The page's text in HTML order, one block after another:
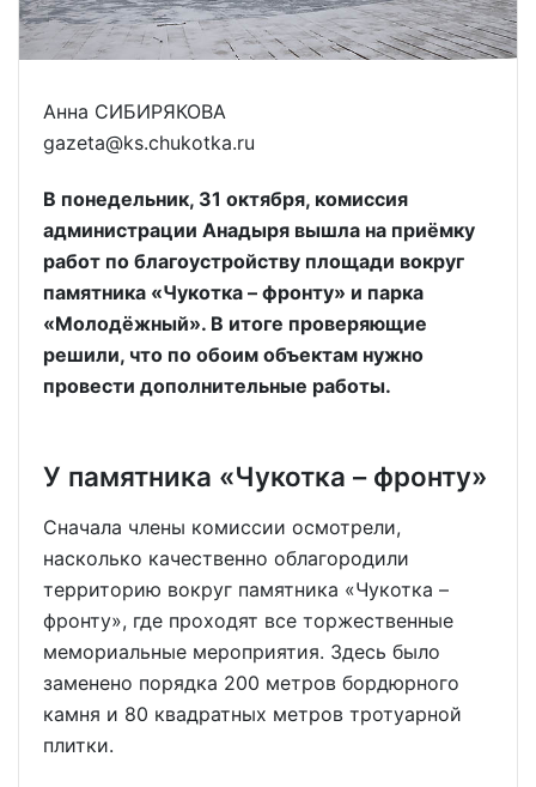
Анна СИБИРЯКОВА
gazeta@ks.chukotka.ru
В понедельник, 31 октября, комиссия
администрации Анадыря вышла на приёмку
работ по благоустройству площади вокруг
памятника «Чукотка – фронту» и парка
«Молодёжный». В итоге проверяющие
решили, что по обоим объектам нужно
провести дополнительные работы.
У памятника «Чукотка – фронту»
Сначала члены комиссии осмотрели,
насколько качественно облагородили
территорию вокруг памятника «Чукотка –
фронту», где проходят все торжественные
мемориальные мероприятия. Здесь было
заменено порядка 200 метров бордюрного
камня и 80 квадратных метров тротуарной
плитки.